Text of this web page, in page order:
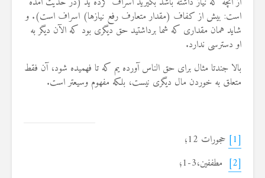
است: بیش از کفاف (مقدار متعارف رفع نیازها) اسراف است). و
شاید همان مقداری که شما برداشتید حق دیگری بود که الآن دیگر به
او دسترسی ندارد.
بالا جندتا مثال برای حق الناس آورده یم که تا فهمیده شود، آن فقط
متعلق به خوردن مال دیگری نیست، بلکه مفهوم وسیعتر است.
[1] حجورات 12؛
[2] مطففین،3-1‏؛